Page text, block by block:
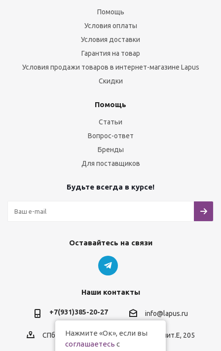
Помощь
Условия оплаты
Условия доставки
Гарантия на товар
Условия продажи товаров в интернет-магазине Lapus
Скидки
Помощь
Статьи
Вопрос-ответ
Бренды
Для поставщиков
Будьте всегда в курсе!
Оставайтесь на связи
Наши контакты
+7(931)385-20-27 info@lapus.ru
СПб, пр.Обуховской Обороны, д.116, лит.Е, 205
Нажмите «Ок», если вы
соглашаетесь с